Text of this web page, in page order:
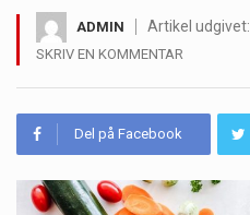
ADMIN Artikel udgivet:
SKRIV EN KOMMENTAR
Del på Facebook